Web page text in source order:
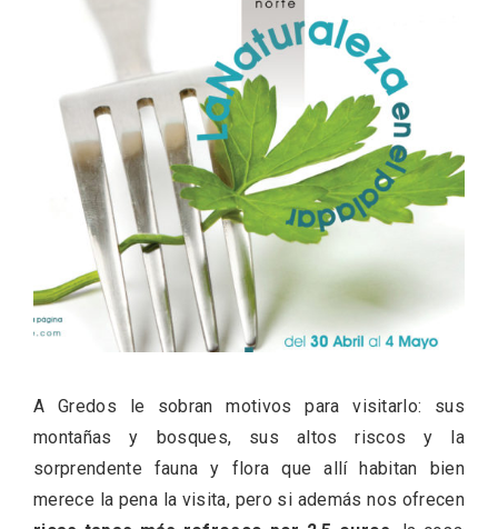
A Gredos le sobran motivos para visitarlo: sus
montañas y bosques, sus altos riscos y la
sorprendente fauna y flora que allí habitan bien
merece la pena la visita, pero si además nos ofrecen
Ultimas entradas